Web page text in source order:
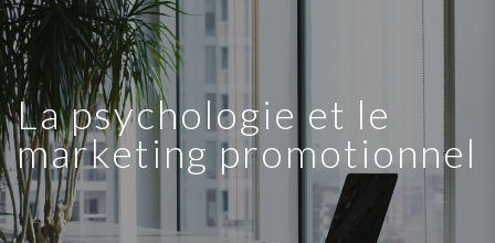
La psychologie et le
marketing promotionnel